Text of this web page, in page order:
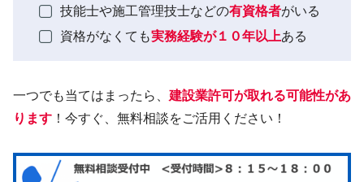
技能士や施工管理技士などの有資格者がいる
資格がなくても実務経験が１０年以上ある
一つでも当てはまったら、 建設業許可が取れる可能性があ
ります ！今すぐ、無料相談をご活用ください！